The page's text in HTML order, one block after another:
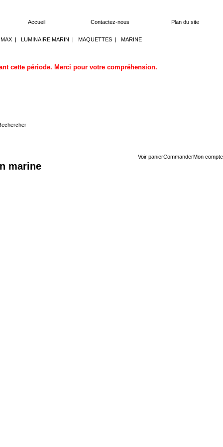
Accueil Contactez-nous Plan du site
| LUMINAIRE MARIN | MAQUETTES | MARINE
cette période. Merci pour votre compréhension.
Voir panierCommanderMon compte
marine